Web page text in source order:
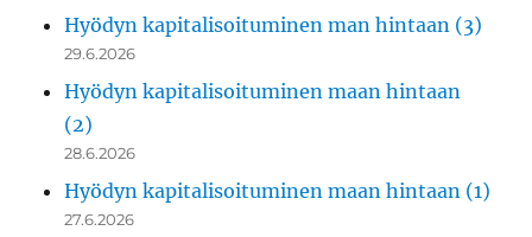
Hyödyn kapitalisoituminen man hintaan (3)
29.6.2026
Hyödyn kapitalisoituminen maan hintaan
(2)
28.6.2026
Hyödyn kapitalisoituminen maan hintaan (1)
27.6.2026